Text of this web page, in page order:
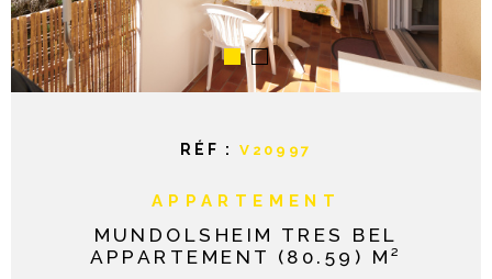
NOTRE
CONTACT
RÉF :V20997
APPARTEMENT
MUNDOLSHEIM TRES BEL
APPARTEMENT (80.59) M²